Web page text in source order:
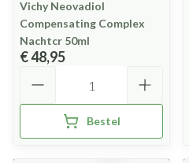
Vichy Neovadiol
Compensating Complex
Nachtcr 50ml
€ 48,95
Bestel